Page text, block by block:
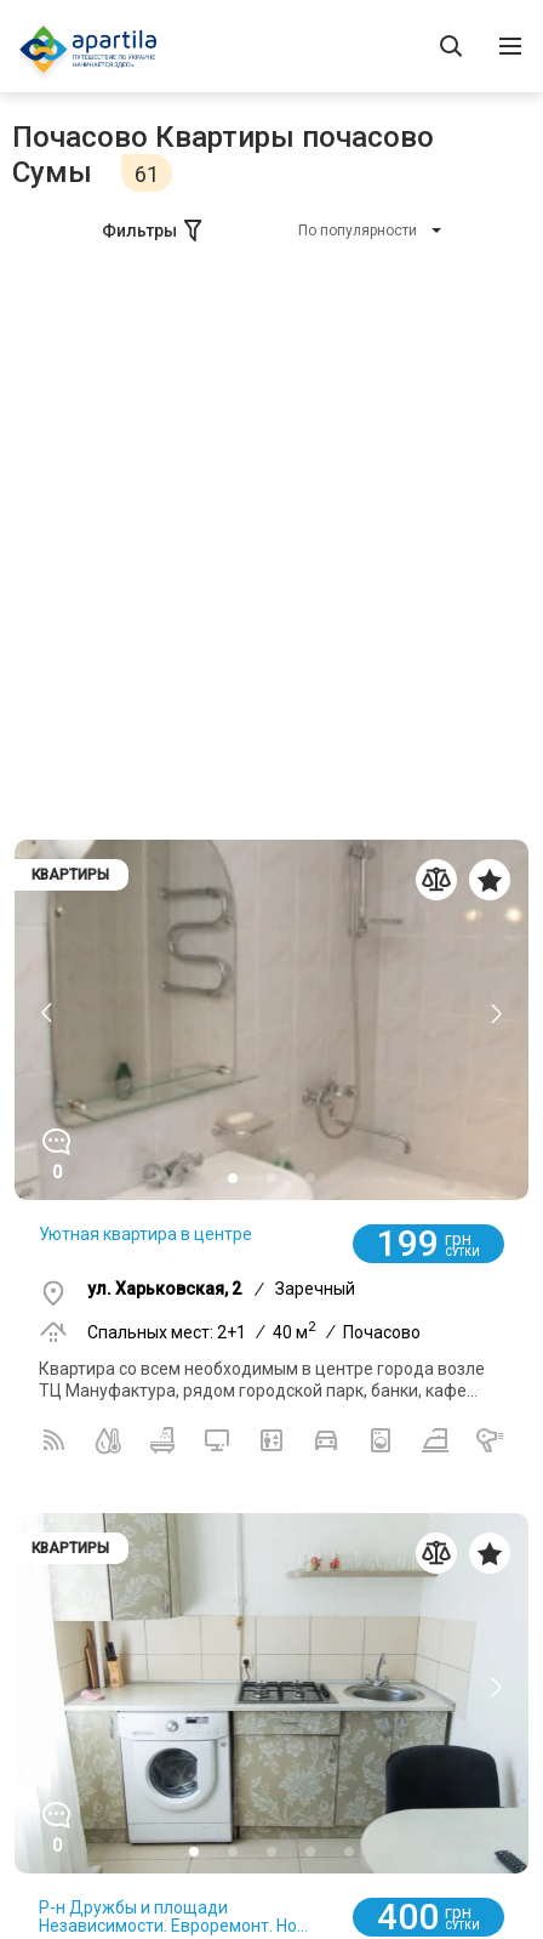
Почасово Квартиры почасово
Сумы
61
Фильтры По популярности
КВАРТИРЫ
0
Уютная квартира в центре 199 грн
СУТКИ
ул. Харьковская, 2 / Заречный
Спальных мест: 2+1 / 40 м2 / Почасово
Квартира со всем необходимым в центре города возле
ТЦ Мануфактура, рядом городской парк, банки, кафе...
КВАРТИРЫ
0
Р-н Дружбы и площади
Независимости. Евроремонт. Но...
400 грн
СУТКИ